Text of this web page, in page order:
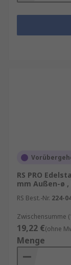
RS PRO
mm Außen-ø ,
RS Best.-Nr. 224-
Zwischensumme
19,22 €(ohne
Menge